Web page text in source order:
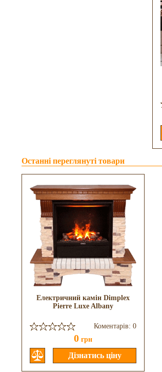
Останні переглянуті товари
Електричний камін Dimplex
Pierre Luxe Albany
Коментарів: 0
0 грн